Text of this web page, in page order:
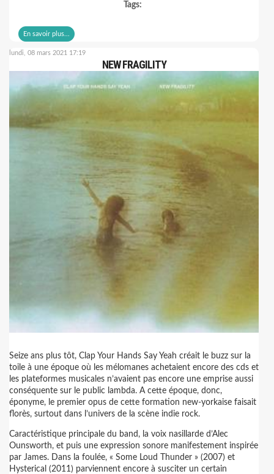
Tags:
En savoir plus...
lundi, 08 mars 2021 17:19
NEW FRAGILITY
Seize ans plus tôt, Clap Your Hands Say Yeah créait le buzz sur la
toile à une époque où les mélomanes achetaient encore des cds et
les plateformes musicales n’avaient pas encore une emprise aussi
conséquente sur le public lambda. A cette époque, donc,
éponyme, le premier opus de cette formation new-yorkaise faisait
florès, surtout dans l’univers de la scène indie rock.
Caractéristique principale du band, la voix nasillarde d’Alec
Ounsworth, et puis une expression sonore manifestement inspirée
par James. Dans la foulée, « Some Loud Thunder » (2007) et
Hysterical (2011) parviennent encore à susciter un certain